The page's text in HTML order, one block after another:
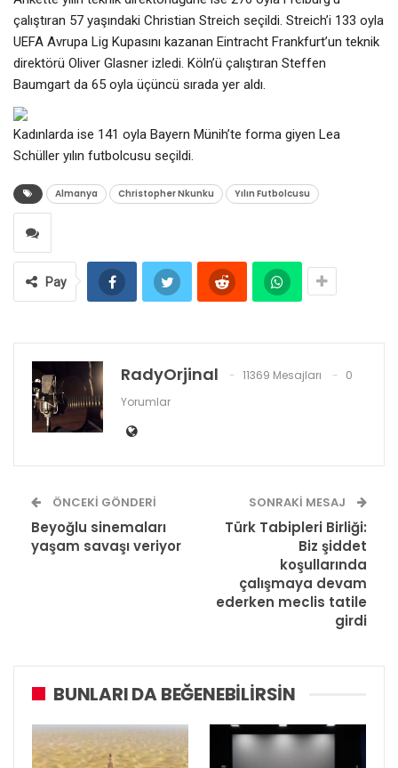
çalıştıran 57 yaşındaki Christian Streich seçildi. Streich’i 133 oyla
UEFA Avrupa Lig Kupasını kazanan Eintracht Frankfurt’un teknik
direktörü Oliver Glasner izledi. Köln’ü çalıştıran Steffen
Baumgart da 65 oyla üçüncü sırada yer aldı.
Kadınlarda ise 141 oyla Bayern Münih’te forma giyen Lea
Schüller yılın futbolcusu seçildi.
Almanya Christopher Nkunku Yılın Futbolcusu
Pay
RadyOrjinal 11369 Mesajları
0
Yorumlar
ÖNCEKI GÖNDERI
Beyoğlu sinemaları
yaşam savaşı veriyor
SONRAKI MESAJ
Türk Tabipleri Birliği:
Biz şiddet
koşullarında
çalışmaya devam
ederken meclis tatile
girdi
BUNLARI DA BEĞENEBILIRSIN